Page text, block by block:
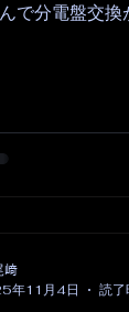
で分電盤交換
﨑
年11月4日
読了